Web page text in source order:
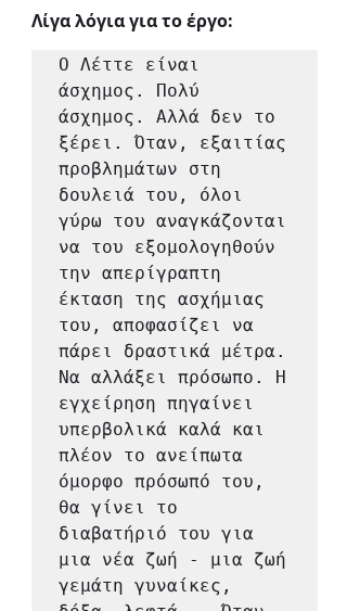
Λίγα λόγια για το έργο:
Ο Λέττε είναι
άσχημος. Πολύ
άσχημος. Αλλά δεν το
ξέρει. Όταν, εξαιτίας
προβλημάτων στη
δουλειά του, όλοι
γύρω του αναγκάζονται
να του εξομολογηθούν
την απερίγραπτη
έκταση της ασχήμιας
του, αποφασίζει να
πάρει δραστικά μέτρα.
Να αλλάξει πρόσωπο. Η
εγχείρηση πηγαίνει
υπερβολικά καλά και
πλέον το ανείπωτα
όμορφο πρόσωπό του,
θα γίνει το
διαβατήριό του για
μια νέα ζωή - μια ζωή
γεμάτη γυναίκες,